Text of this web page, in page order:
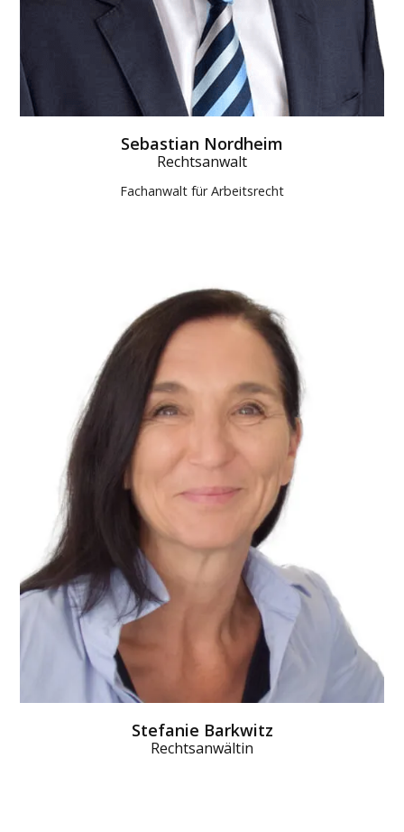
Sebastian Nordheim
Rechtsanwalt
Fachanwalt für Arbeitsrecht
Stefanie Barkwitz
Rechtsanwältin